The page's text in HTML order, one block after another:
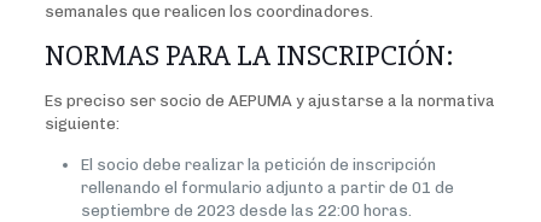
semanales que realicen los coordinadores.
NORMAS PARA LA INSCRIPCIÓN:
Es preciso ser socio de AEPUMA y ajustarse a la normativa
siguiente:
El socio debe realizar la petición de inscripción
rellenando el formulario adjunto a partir de 01 de
septiembre de 2023 desde las 22:00 horas.